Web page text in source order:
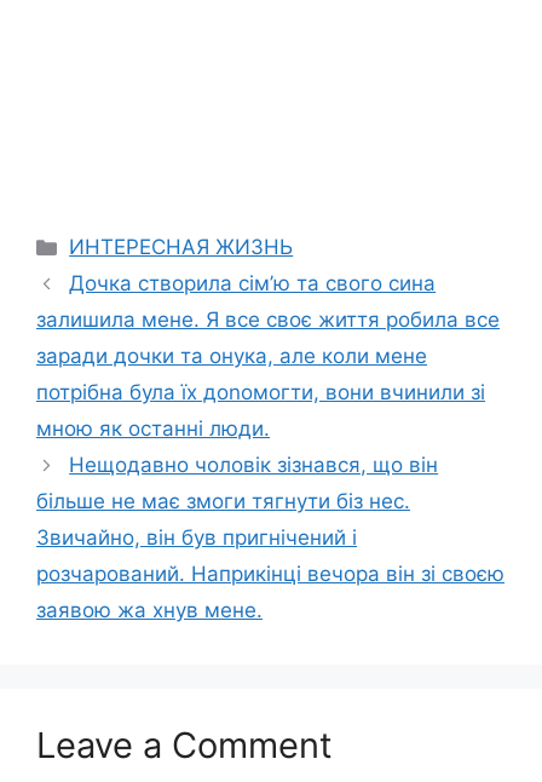
Categories
ИНТЕРЕСНАЯ ЖИЗНЬ
Дочка створила сім’ю та свого сина
залишила мене. Я все своє життя робила все
заради дочки та онука, але коли мене
потрібна була їх доnомогти, вони вчинили зі
мною як останні люди.
Нещодавно чоловік зізнався, що він
більше не має змоги тягнути біз нес.
Звичайно, він був пригнічений і
розчарований. Наприкінці вечора він зі своєю
заявою жа хнув мене.
Leave a Comment